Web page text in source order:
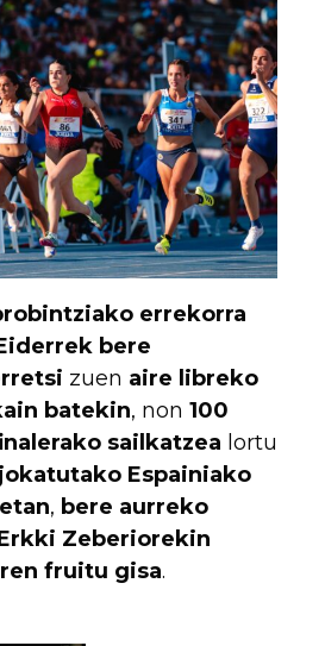
errekorra
bere
zuen aire libreko
batekin, non 100
sailkatzea lortu
Espainiako
, bere aurreko
Zeberiorekin
fruitu gisa.